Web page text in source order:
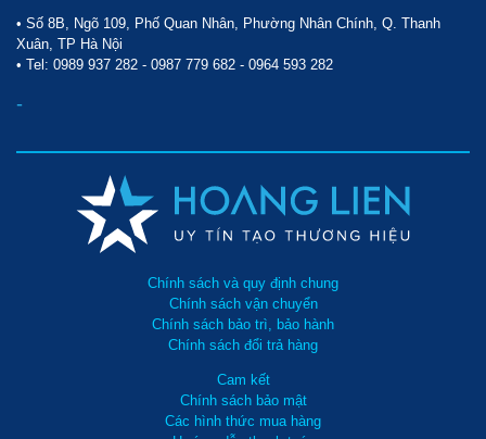
• Số 8B, Ngõ 109, Phố Quan Nhân, Phường Nhân Chính, Q. Thanh
Xuân, TP Hà Nội
• Tel: 0989 937 282 - 0987 779 682 - 0964 593 282
-
Chính sách và quy định chung
Chính sách vận chuyển
Chính sách bảo trì, bảo hành
Chính sách đổi trả hàng
Cam kết
Chính sách bảo mật
Các hình thức mua hàng